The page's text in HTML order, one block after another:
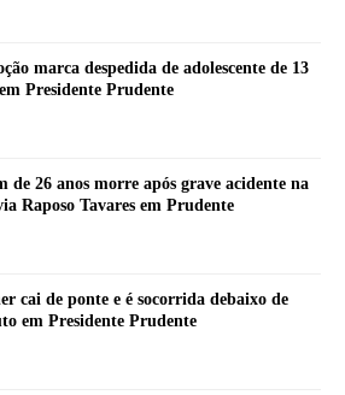
marca despedida de adolescente de 13
Presidente Prudente
de 26 anos morre após grave acidente na
Raposo Tavares em Prudente
cai de ponte e é socorrida debaixo de
em Presidente Prudente